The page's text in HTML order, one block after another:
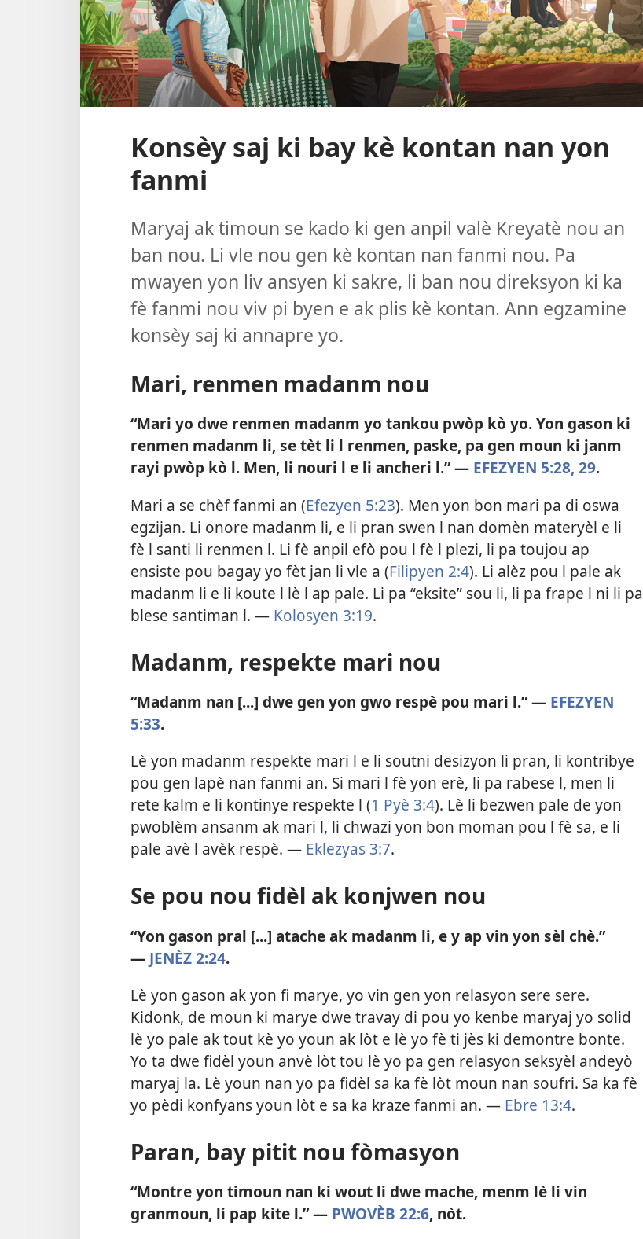
Konsèy saj ki bay kè kontan nan yon
fanmi
Maryaj ak timoun se kado ki gen anpil valè Kreyatè nou an
ban nou. Li vle nou gen kè kontan nan fanmi nou. Pa
mwayen yon liv ansyen ki sakre, li ban nou direksyon ki ka
fè fanmi nou viv pi byen e ak plis kè kontan. Ann egzamine
konsèy saj ki annapre yo.
Mari, renmen madanm nou
“Mari yo dwe renmen madanm yo tankou pwòp kò yo. Yon gason ki
renmen madanm li, se tèt li l renmen, paske, pa gen moun ki janm
rayi pwòp kò l. Men, li nouri l e li ancheri l.” — EFEZYEN 5:28, 29.
Mari a se chèf fanmi an (Efezyen 5:23). Men yon bon mari pa di oswa
egzijan. Li onore madanm li, e li pran swen l nan domèn materyèl e li
fè l santi li renmen l. Li fè anpil efò pou l fè l plezi, li pa toujou ap
ensiste pou bagay yo fèt jan li vle a (Filipyen 2:4). Li alèz pou l pale ak
madanm li e li koute l lè l ap pale. Li pa “eksite” sou li, li pa frape l ni li pa
blese santiman l. — Kolosyen 3:19.
Madanm, respekte mari nou
“Madanm nan [...] dwe gen yon gwo respè pou mari l.” — EFEZYEN
5:33.
Lè yon madanm respekte mari l e li soutni desizyon li pran, li kontribye
pou gen lapè nan fanmi an. Si mari l fè yon erè, li pa rabese l, men li
rete kalm e li kontinye respekte l (1 Pyè 3:4). Lè li bezwen pale de yon
pwoblèm ansanm ak mari l, li chwazi yon bon moman pou l fè sa, e li
pale avè l avèk respè. — Eklezyas 3:7.
Se pou nou fidèl ak konjwen nou
“Yon gason pral [...] atache ak madanm li, e y ap vin yon sèl chè.”
— JENÈZ 2:24.
Lè yon gason ak yon fi marye, yo vin gen yon relasyon sere sere.
Kidonk, de moun ki marye dwe travay di pou yo kenbe maryaj yo solid
lè yo pale ak tout kè yo youn ak lòt e lè yo fè ti jès ki demontre bonte.
Yo ta dwe fidèl youn anvè lòt tou lè yo pa gen relasyon seksyèl andeyò
maryaj la. Lè youn nan yo pa fidèl sa ka fè lòt moun nan soufri. Sa ka fè
yo pèdi konfyans youn lòt e sa ka kraze fanmi an. — Ebre 13:4.
Paran, bay pitit nou fòmasyon
“Montre yon timoun nan ki wout li dwe mache, menm lè li vin
granmoun, li pap kite l.” — PWOVÈB 22:6, nòt.